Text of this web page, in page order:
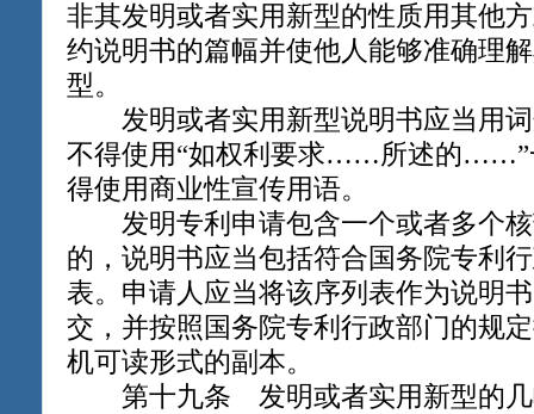
非其发明或者实用新型的性质用其他
约说明书的篇幅并使他人能够准确理
型。
发明或者实用新型说明书应当用词
不得使用“如权利要求……所述的……”
得使用商业性宣传用语。
发明专利申请包含一个或者多个核
的，说明书应当包括符合国务院专利
表。申请人应当将该序列表作为说明
交，并按照国务院专利行政部门的规
机可读形式的副本。
第十九条 发明或者实用新型的几